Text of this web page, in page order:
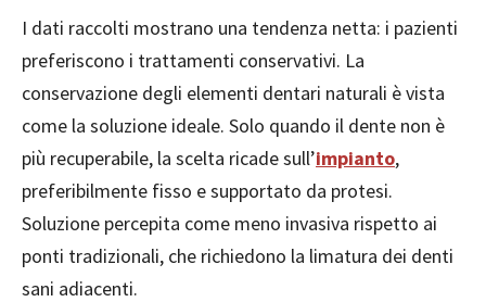
I dati raccolti mostrano una tendenza netta: i pazienti
preferiscono i trattamenti conservativi. La
conservazione degli elementi dentari naturali è vista
come la soluzione ideale. Solo quando il dente non è
più recuperabile, la scelta ricade sull’impianto,
preferibilmente fisso e supportato da protesi.
Soluzione percepita come meno invasiva rispetto ai
ponti tradizionali, che richiedono la limatura dei denti
sani adiacenti.